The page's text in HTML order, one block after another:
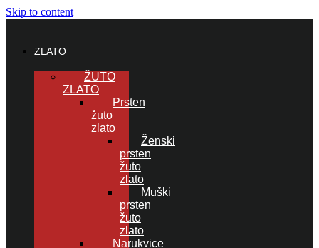
Skip to content
ZLATO
ŽUTO
ZLATO
Prsten
žuto
zlato
Ženski
prsten
žuto
zlato
Muški
prsten
žuto
zlato
Narukvice